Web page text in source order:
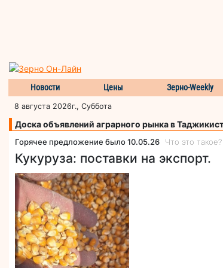
Новости Цены Зерно-Weekly
8 августа 2026г., Суббота
Доска объявлений аграрного рынка в
Горячее предложение было 10.05.26 Что это такое?
Кукуруза: поставки на экспорт.